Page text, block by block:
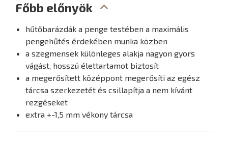
Főbb előnyök
hűtőbarázdák a penge testében a maximális
pengehűtés érdekében munka közben
a szegmensek különleges alakja nagyon gyors
vágást, hosszú élettartamot biztosít
a megerősített középpont megerősíti az egész
tárcsa szerkezetét és csillapítja a nem kívánt
rezgéseket
extra +-1,5 mm vékony tárcsa